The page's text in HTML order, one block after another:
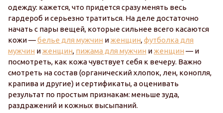
одежду: кажется, что придется сразу менять весь
гардероб и серьезно тратиться. На деле достаточно
начать с пары вещей, которые сильнее всего касаются
кожи —белье для мужчин иженщин,футболка для
мужчин иженщин, пижама для мужчин иженщин — и
посмотреть, как кожа чувствует себя к вечеру. Важно
смотреть на состав (органический хлопок, лен, конопля,
крапива и другие) и сертификаты, а оценивать
результат по простым признакам: меньше зуда,
раздражений и кожных высыпаний.